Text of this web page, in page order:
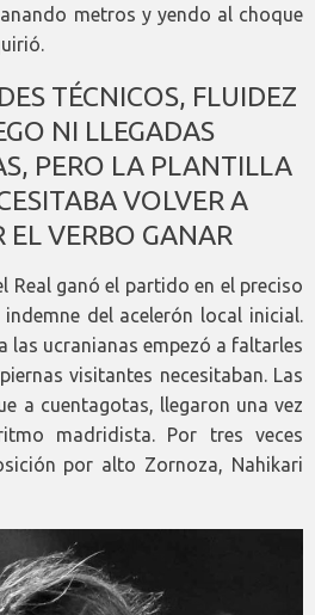
metros y yendo al choque
TÉCNICOS, FLUIDEZ
NI LLEGADAS
PERO LA PLANTILLA
VOLVER A
EL VERBO GANAR
Real ganó el partido en el preciso
del acelerón local inicial.
las ucranianas empezó a faltarles
visitantes necesitaban. Las
a cuentagotas, llegaron una vez
madridista. Por tres veces
por alto Zornoza, Nahikari